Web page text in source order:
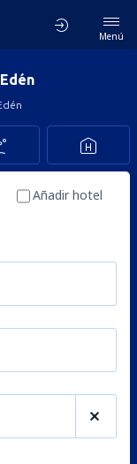
Menú
Añadir hotel